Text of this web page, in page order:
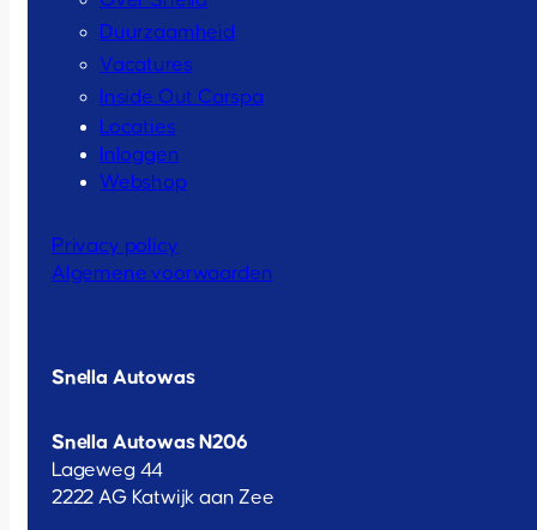
Duurzaamheid
Vacatures
Inside Out Carspa
Locaties
Inloggen
Webshop
Privacy policy
Algemene voorwaarden
Snella Autowas
Snella Autowas N206
Lageweg 44
2222 AG Katwijk aan Zee